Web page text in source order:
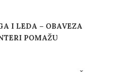
I LEDA – OBAVEZA
POMAŽU